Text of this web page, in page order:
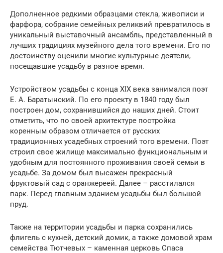
Дополненное редкими образцами стекла, живописи и
фарфора, собрание семейных реликвий превратилось в
уникальный выставочный ансамбль, представленный в
лучших традициях музейного дела того времени. Его по
достоинству оценили многие культурные деятели,
посещавшие усадьбу в разное время.
Устройством усадьбы с конца XIX века занимался поэт
Е. А. Баратынский. По его проекту в 1840 году был
построен дом, сохранившийся до наших дней. Стоит
отметить, что по своей архитектуре постройка
коренным образом отличается от русских
традиционных усадебных строений того времени. Поэт
строил свое жилище максимально функциональным и
удобным для постоянного проживания своей семьи в
усадьбе. За домом был высажен прекрасный
фруктовый сад с оранжереей. Далее – расстилался
парк. Перед главным зданием усадьбы был большой
пруд.
Также на территории усадьбы и парка сохранились
флигель с кухней, детский домик, а также домовой храм
семейства Тютчевых – каменная церковь Спаса